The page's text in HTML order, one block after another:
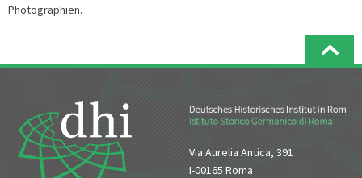
Photographien.
Via Aurelia Antica, 391
I-00165 Roma